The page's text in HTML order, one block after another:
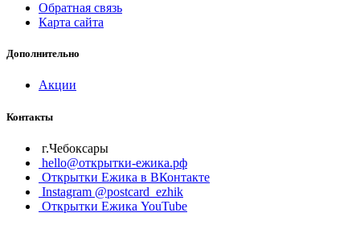
Обратная связь
Карта сайта
Дополнительно
Акции
Контакты
г.Чебоксары
hello@открытки-ежика.рф
Открытки Ежика в ВКонтакте
Instagram @postcard_ezhik
Открытки Ежика YouTube